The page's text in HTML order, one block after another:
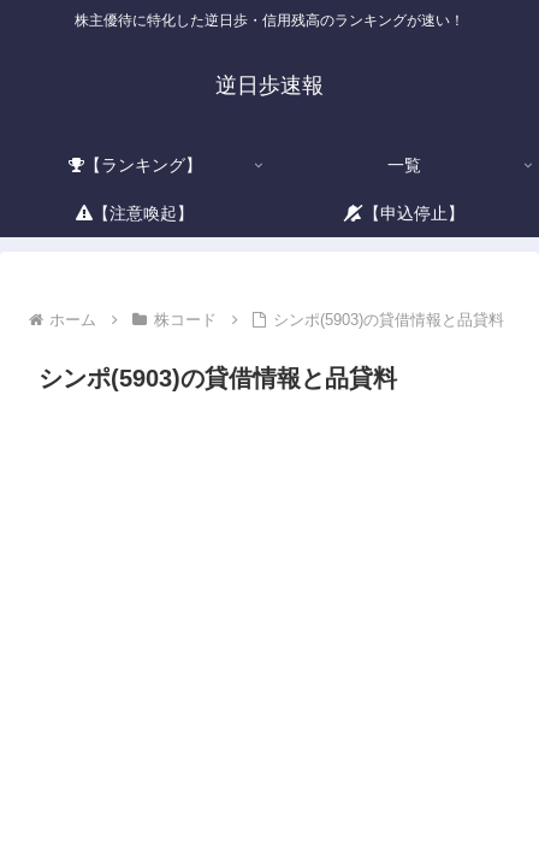
株主優待に特化した逆日歩・信用残高のランキングが速い！
逆日歩速報
【ランキング】 一覧
【注意喚起】 【申込停止】
ホーム 株コード シンポ(5903)の貸借情報と品貸料
シンポ(5903)の貸借情報と品貸料